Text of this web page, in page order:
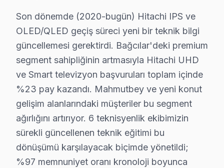
Demirkapı'da Hitachi TV Servisi
Demirkapı Mahallesi, genellikle eski binalardan
Fatih'te Hitachi TV Servisi
Fatih Mahallesi'nde, çoğunlukla 20-30 yaş aralığında
Fevzi Çakmak'ta Hitachi TV Servisi
Fevzi Çakmak Mahallesi, yapılaşma açısından
Göztepe'de Hitachi TV Servisi
Göztepe Mahallesi, daha modern bir yapılaşmaya
Son dönemde (2020-bugün) Hitachi IPS ve
OLED/QLED geçiş süreci yeni bir teknik bilgi
güncellemesi gerektirdi. Bağcılar'deki premium
segment sahipliğinin artmasıyla Hitachi UHD
ve Smart televizyon başvuruları toplam içinde
%23 pay kazandı. Mahmutbey ve yeni konut
gelişim alanlarındaki müşteriler bu segment
ağırlığını artırıyor. 6 teknisyenlik ekibimizin
sürekli güncellenen teknik eğitimi bu
dönüşümü karşılayacak biçimde yönetildi;
%97 memnuniyet oranı kronoloji boyunca